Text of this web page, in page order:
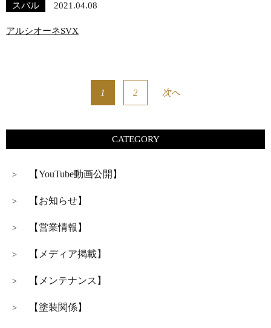
スバル 2021.04.08
アルシオーネSVX
1 2 次へ
CATEGORY
> 【YouTube動画公開】
> 【お知らせ】
> 【営業情報】
> 【メディア掲載】
> 【メンテナンス】
> 【塗装関係】